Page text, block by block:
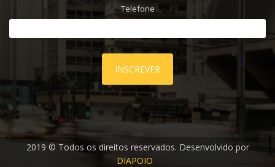
Telefone
INSCREVER
2019 © Todos os direitos reservados. Desenvolvido por
DIAPOIO